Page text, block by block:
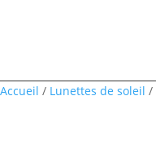
Accueil / Lunettes de soleil /